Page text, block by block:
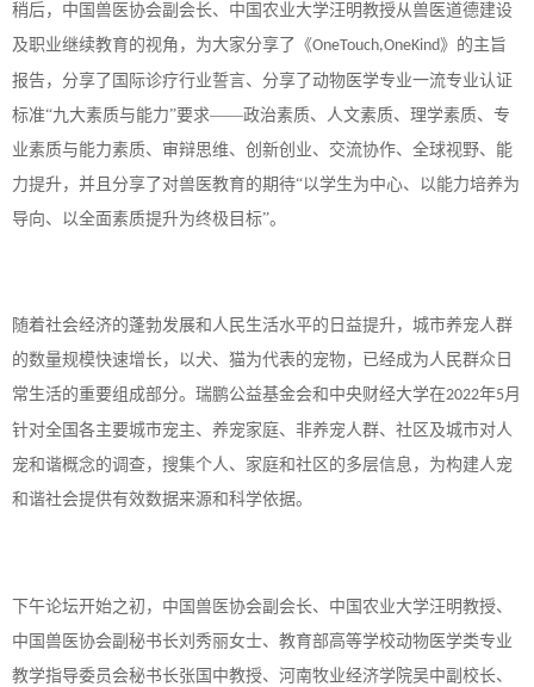
稍后，中国兽医协会副会长、中国农业大学汪明教授从兽医道德建设
及职业继续教育的视角，为大家分享了《OneTouch,OneKind》的主旨
报告，分享了国际诊疗行业誓言、分享了动物医学专业一流专业认证
标准“九大素质与能力”要求——政治素质、人文素质、理学素质、专
业素质与能力素质、审辩思维、创新创业、交流协作、全球视野、能
力提升，并且分享了对兽医教育的期待“以学生为中心、以能力培养为
导向、以全面素质提升为终极目标”。
随着社会经济的蓬勃发展和人民生活水平的日益提升，城市养宠人群
的数量规模快速增长，以犬、猫为代表的宠物，已经成为人民群众日
常生活的重要组成部分。瑞鹏公益基金会和中央财经大学在2022年5月
针对全国各主要城市宠主、养宠家庭、非养宠人群、社区及城市对人
宠和谐概念的调查，搜集个人、家庭和社区的多层信息，为构建人宠
和谐社会提供有效数据来源和科学依据。
下午论坛开始之初，中国兽医协会副会长、中国农业大学汪明教授、
中国兽医协会副秘书长刘秀丽女士、教育部高等学校动物医学类专业
教学指导委员会秘书长张国中教授、河南牧业经济学院吴中副校长、